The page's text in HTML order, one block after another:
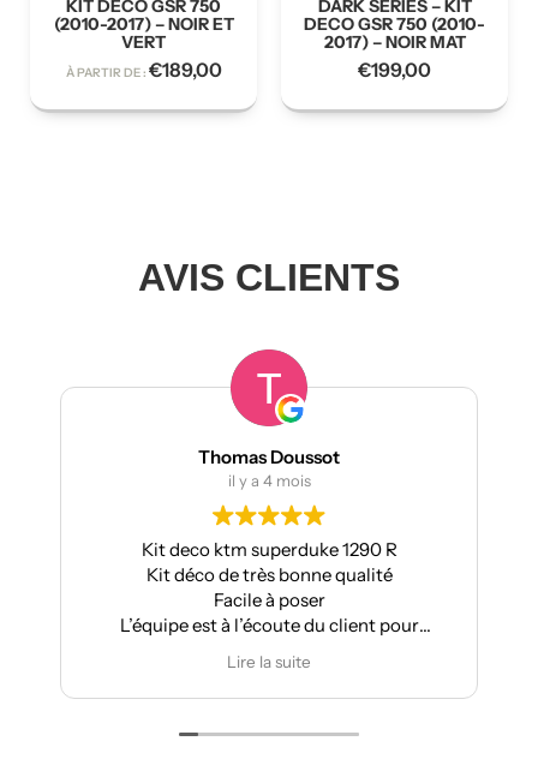
KIT DÉCO GSR 750
(2010-2017) – NOIR ET
VERT
À PARTIR DE : €189,00
DARK SERIES – KIT
DECO GSR 750 (2010-
2017) – NOIR MAT
€199,00
AVIS CLIENTS
Thomas Doussot
il y a 4 mois
Kit deco ktm superduke 1290 R
Kit déco de très bonne qualité
Facile à poser
L’équipe est à l’écoute du client pour
effectuer des modifications
Lire la suite